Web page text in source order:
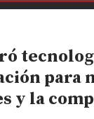
para
y la